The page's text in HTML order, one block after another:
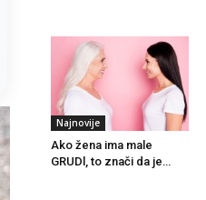
Najnovije
Ako žena ima male
GRUDl, to znači da je…